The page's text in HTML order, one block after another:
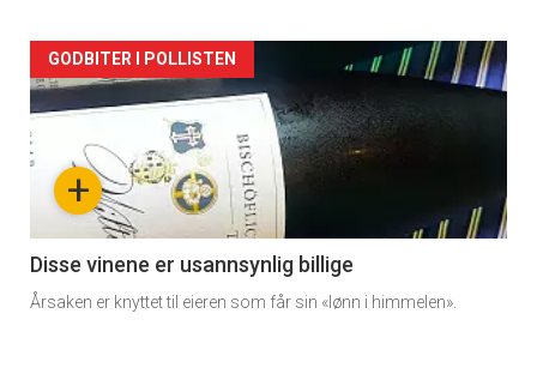
Forsiden
akkurat
nå
3
+
GODBITER I POLLISTEN
Disse vinene er usannsynlig billige
Årsaken er knyttet til eieren som får sin «lønn i himmelen».